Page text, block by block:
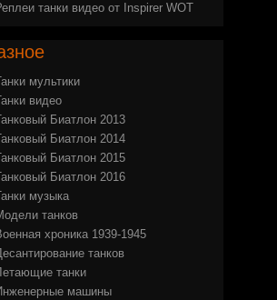
танки видео от Inspirer WOT
мультики
видео
Биатлон 2013
Биатлон 2014
Биатлон 2015
Биатлон 2016
музыка
танков
хроника 1939-1945
танков
танки
машины